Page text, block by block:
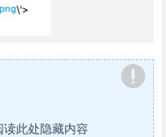
读此处隐藏内容